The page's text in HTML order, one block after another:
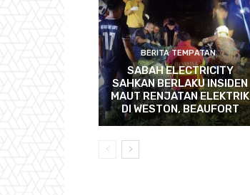
BERITA TEMPATAN
SABAH ELECTRICITY
SAHKAN BERLAKU INSIDEN
MAUT RENJATAN ELEKTRIK
DI WESTON, BEAUFORT